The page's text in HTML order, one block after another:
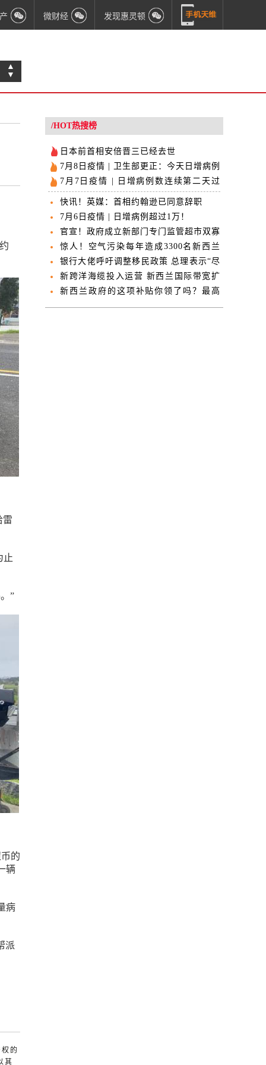
微财经 发现惠灵顿
▲
▼
雷
止
”
的
辆
病
派
的
其
/HOT热搜榜
日本前首相安倍晋三已经去世
7月8日疫情 | 卫生部更正：今天日增病例
多报告4000例
7月7日疫情 | 日增病例数连续第二天过
万！
快讯！英媒：首相约翰逊已同意辞职
7月6日疫情 | 日增病例超过1万！
官宣！政府成立新部门专门监管超市双寡
头
惊人！空气污染每年造成3300名新西兰
人死亡
银行大佬呼吁调整移民政策 总理表示“尽
力了”
新跨洋海缆投入运营 新西兰国际带宽扩
大一倍
新西兰政府的这项补贴你领了吗？最高
$8625！